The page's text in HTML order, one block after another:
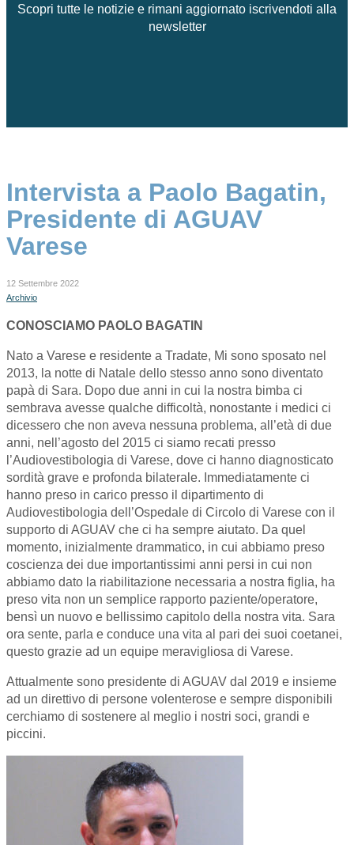
Scopri tutte le notizie e rimani aggiornato iscrivendoti alla
newsletter
Intervista a Paolo Bagatin,
Presidente di AGUAV
Varese
12 Settembre 2022
Archivio
CONOSCIAMO PAOLO BAGATIN
Nato a Varese e residente a Tradate, Mi sono sposato nel
2013, la notte di Natale dello stesso anno sono diventato
papà di Sara. Dopo due anni in cui la nostra bimba ci
sembrava avesse qualche difficoltà, nonostante i medici ci
dicessero che non aveva nessuna problema, all’età di due
anni, nell’agosto del 2015 ci siamo recati presso
l’Audiovestibologia di Varese, dove ci hanno diagnosticato
sordità grave e profonda bilaterale. Immediatamente ci
hanno preso in carico presso il dipartimento di
Audiovestibologia dell’Ospedale di Circolo di Varese con il
supporto di AGUAV che ci ha sempre aiutato. Da quel
momento, inizialmente drammatico, in cui abbiamo preso
coscienza dei due importantissimi anni persi in cui non
abbiamo dato la riabilitazione necessaria a nostra figlia, ha
preso vita non un semplice rapporto paziente/operatore,
bensì un nuovo e bellissimo capitolo della nostra vita. Sara
ora sente, parla e conduce una vita al pari dei suoi coetanei,
questo grazie ad un equipe meravigliosa di Varese.
Attualmente sono presidente di AGUAV dal 2019 e insieme
ad un direttivo di persone volenterose e sempre disponibili
cerchiamo di sostenere al meglio i nostri soci, grandi e
piccini.